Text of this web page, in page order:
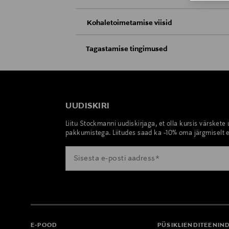
Kohaletoimetamise viisid
Tarnimine pakiautomaati või
Tagastamise tingimused
UUDISKIRI
Liitu Stockmanni uudiskirjaga, et olla kursis värskete
pakkumistega. Liitudes saad ka -10% oma järgmiselt
E-POOD